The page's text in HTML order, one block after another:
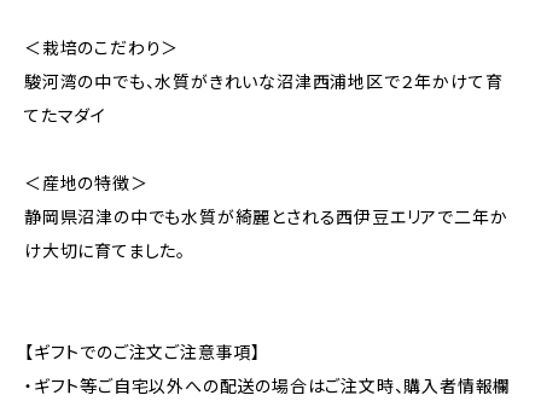
＜栽培のこだわり＞
駿河湾の中でも、水質がきれいな沼津西浦地区で２年かけて育
てたマダイ
＜産地の特徴＞
静岡県沼津の中でも水質が綺麗とされる西伊豆エリアで二年か
け大切に育てました。
【ギフトでのご注文ご注意事項】
・ギフト等ご自宅以外への配送の場合はご注文時、購入者情報欄